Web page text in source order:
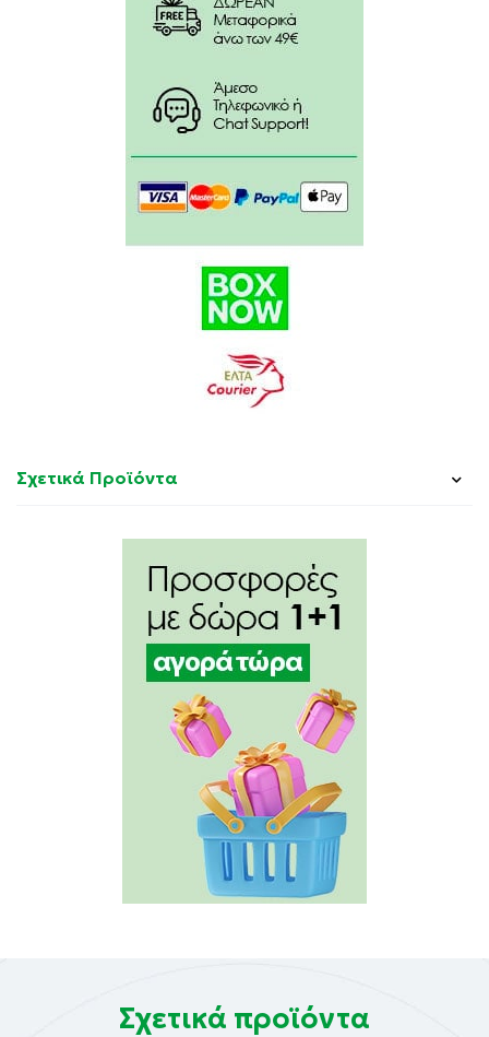
Hydroxyacetophenone, Jasminum Sambac (Jasmine)
Flower Extract, Lactic Acid, Lonicera Caprifolium
(Honeysuckle) Flower Extract, Lonicera Japonica
(Honeysuckle) Flower Extract, Magnesium Stearate,
Magnesium Sulfate, Methylpropanediol, Mica, Pinus
Nigra Bark Extract*, Pinus Nigra Bud/needle Extract*,
Polyquaternium-80, Sesamum Indicum (Sesame) Seed
Extract, Sodium Chloride, Spilanthes Acmella Flower
77891/ Titanium Dioxide, Phenoxyethanol, Potassium
Sorbate, Sodium Benzoate. *korres Black Pine
Σχετικά Προϊόντα
Σχετικά προϊόντα